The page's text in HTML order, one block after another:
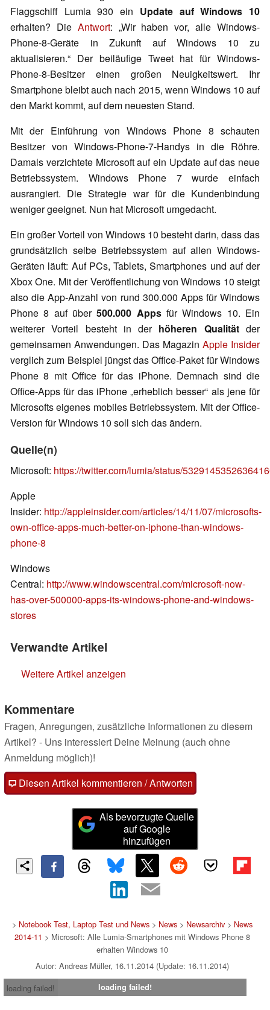
Flaggschiff Lumia 930 ein Update auf Windows 10
erhalten? Die Antwort: „Wir haben vor, alle Windows-
Phone-8-Geräte in Zukunft auf Windows 10 zu
aktualisieren.“ Der beiläufige Tweet hat für Windows-
Phone-8-Besitzer einen großen Neuigkeitswert. Ihr
Smartphone bleibt auch nach 2015, wenn Windows 10 auf
den Markt kommt, auf dem neuesten Stand.
Mit der Einführung von Windows Phone 8 schauten
Besitzer von Windows-Phone-7-Handys in die Röhre.
Damals verzichtete Microsoft auf ein Update auf das neue
Betriebssystem. Windows Phone 7 wurde einfach
ausrangiert. Die Strategie war für die Kundenbindung
weniger geeignet. Nun hat Microsoft umgedacht.
Ein großer Vorteil von Windows 10 besteht darin, dass das
grundsätzlich selbe Betriebssystem auf allen Windows-
Geräten läuft: Auf PCs, Tablets, Smartphones und auf der
Xbox One. Mit der Veröffentlichung von Windows 10 steigt
also die App-Anzahl von rund 300.000 Apps für Windows
Phone 8 auf über500.000 Appsfür Windows 10. Ein
weiterer Vorteil besteht in der höheren Qualitätder
gemeinsamen Anwendungen. Das Magazin Apple Insider
verglich zum Beispiel jüngst das Office-Paket für Windows
Phone 8 mit Office für das iPhone. Demnach sind die
Office-Apps für das iPhone „erheblich besser“ als jene für
Microsofts eigenes mobiles Betriebssystem. Mit der Office-
Version für Windows 10 soll sich das ändern.
Quelle(n)
Microsoft: https://twitter.com/lumia/status/
Apple
Insider: http://appleinsider.com/articles/14/11/07/microsofts-
own-office-apps-much-better-on-iphone-than-windows-
phone-8
Windows
Central: http://www.windowscentral.com/microsoft-now-
has-over-500000-apps-its-windows-phone-and-windows-
stores
Verwandte Artikel
Weitere Artikel anzeigen
Kommentare
Fragen, Anregungen, zusätzliche Informationen zu diesem
Artikel? - Uns interessiert Deine Meinung (auch ohne
Anmeldung möglich)!
Diesen Artikel kommentieren / Antworten
Als bevorzugte Quelle
auf Google
hinzufügen
> Notebook Test, Laptop Test und News> News> Newsarchiv> News
2014-11 > Microsoft: Alle Lumia-Smartphones mit Windows Phone 8
erhalten Windows 10
Autor: Andreas Müller, 16.11.2014 (Update: 16.11.2014)
loading failed!
loading failed!